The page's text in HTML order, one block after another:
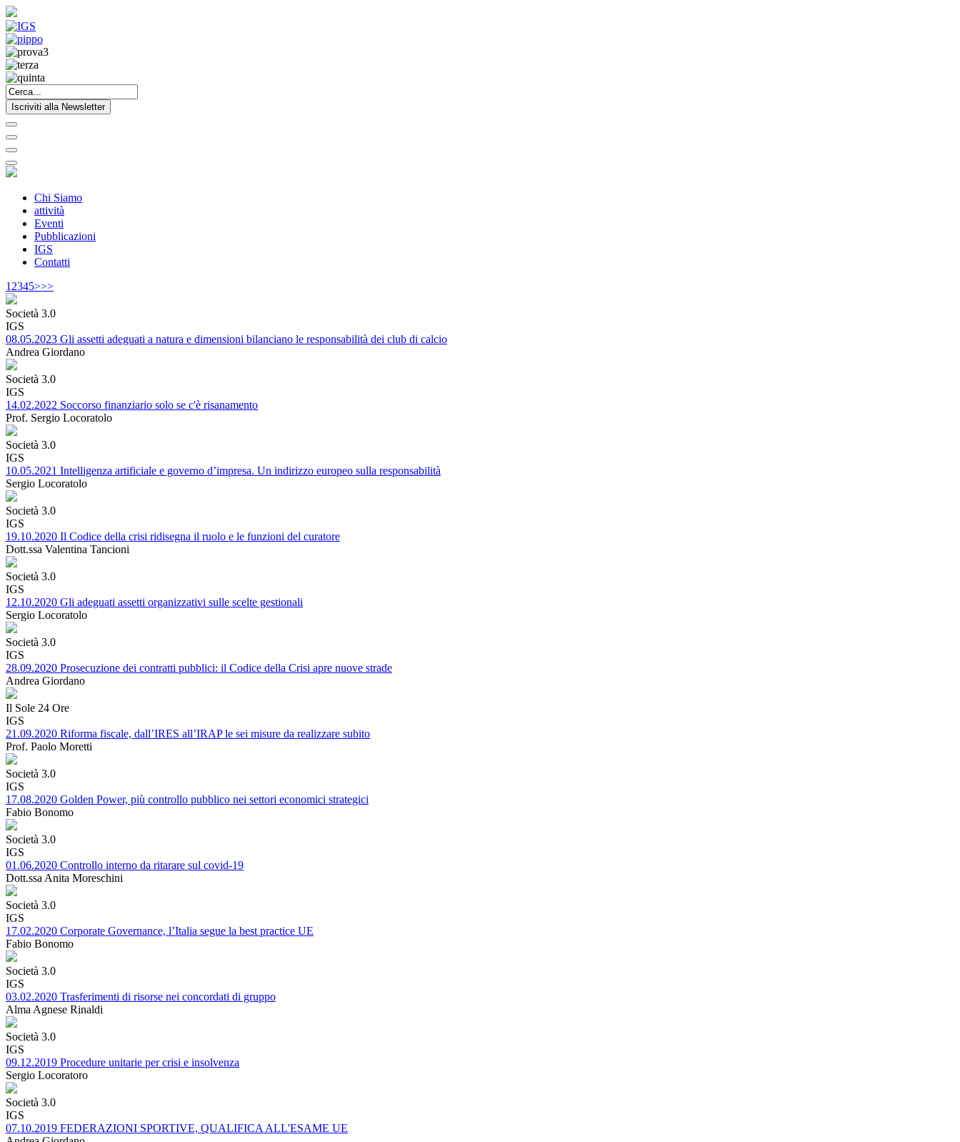
Iscriviti alla Newsletter
Chi Siamo
attività
Eventi
Pubblicazioni
IGS
Contatti
1 2345>>>
Società 3.0
IGS
08.05.2023 Gli assetti adeguati a natura e dimensioni bilanciano le responsabilità dei club di calcio
Andrea Giordano
Società 3.0
IGS
14.02.2022 Soccorso finanziario solo se c'è risanamento
Prof. Sergio Locoratolo
Società 3.0
IGS
10.05.2021 Intelligenza artificiale e governo d’impresa. Un indirizzo europeo sulla responsabilità
Sergio Locoratolo
Società 3.0
IGS
19.10.2020 Il Codice della crisi ridisegna il ruolo e le funzioni del curatore
Dott.ssa Valentina Tancioni
Società 3.0
IGS
12.10.2020 Gli adeguati assetti organizzativi sulle scelte gestionali
Sergio Locoratolo
Società 3.0
IGS
28.09.2020 Prosecuzione dei contratti pubblici: il Codice della Crisi apre nuove strade
Andrea Giordano
Il Sole 24 Ore
IGS
21.09.2020 Riforma fiscale, dall’IRES all’IRAP le sei misure da realizzare subito
Prof. Paolo Moretti
Società 3.0
IGS
17.08.2020 Golden Power, più controllo pubblico nei settori economici strategici
Fabio Bonomo
Società 3.0
IGS
01.06.2020 Controllo interno da ritarare sul covid-19
Dott.ssa Anita Moreschini
Società 3.0
IGS
17.02.2020 Corporate Governance, l’Italia segue la best practice UE
Fabio Bonomo
Società 3.0
IGS
03.02.2020 Trasferimenti di risorse nei concordati di gruppo
Alma Agnese Rinaldi
Società 3.0
IGS
09.12.2019 Procedure unitarie per crisi e insolvenza
Sergio Locoratoro
Società 3.0
IGS
07.10.2019 FEDERAZIONI SPORTIVE, QUALIFICA ALL'ESAME UE